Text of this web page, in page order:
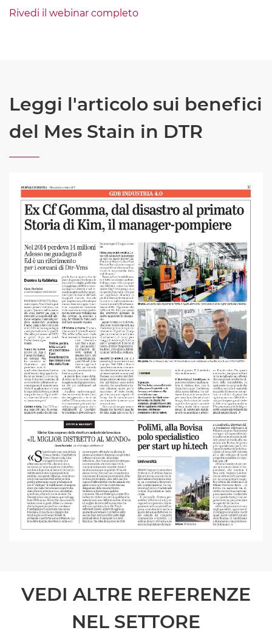
Rivedi il webinar completo
Leggi l'articolo sui benefici
del Mes Stain in DTR
VEDI ALTRE REFERENZE
NEL SETTORE